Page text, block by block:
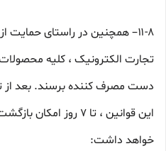
۱۱-۸– همچنین در راستای
تجارت الکترونیک ، کلیه
این قوانین ، تا ۷ روز
خواهد داشت: